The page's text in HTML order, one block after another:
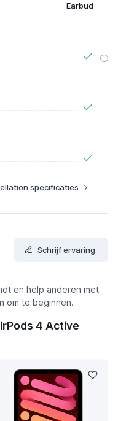
Earbud
specificaties
Schrijf ervaring
en help anderen met
om te beginnen.
4 Active